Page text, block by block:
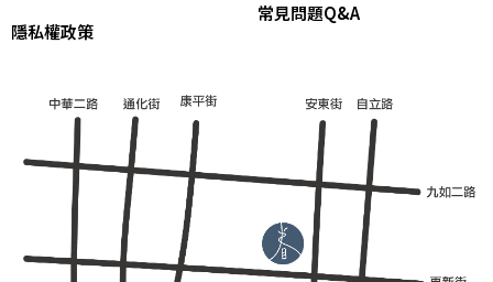
隱私權政策
常見問題Q&A